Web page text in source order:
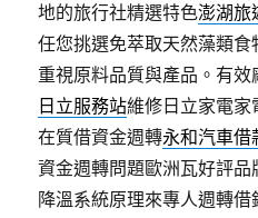
地的旅行社精選特色澎湖旅
任您挑選免萃取天然藻類食
重視原料品質與產品。有
日立服務站維修日立家電家
在質借資金週轉永和汽車借
資金週轉問題歐洲瓦好評品
降溫系統原理來專人週轉